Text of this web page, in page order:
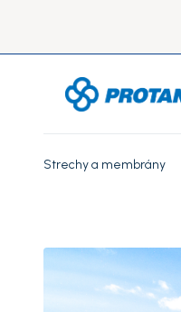
Strechy a membrány